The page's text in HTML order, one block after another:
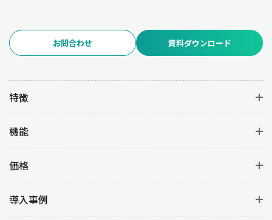
お問合わせ 資料ダウンロード
特徴
機能
価格
導入事例